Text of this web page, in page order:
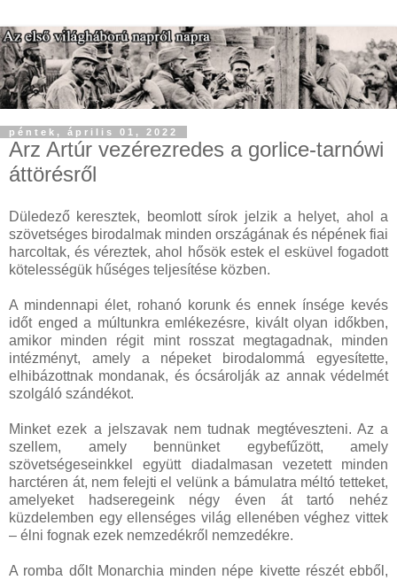
péntek, április 01, 2022
Arz Artúr vezérezredes a gorlice-tarnówi
áttörésről
Düledező keresztek, beomlott sírok jelzik a helyet, ahol a
szövetséges birodalmak minden országának és népének fiai
harcoltak, és véreztek, ahol hősök estek el esküvel fogadott
kötelességük hűséges teljesítése közben.
A mindennapi élet, rohanó korunk és ennek ínsége kevés
időt enged a múltunkra emlékezésre, kivált olyan időkben,
amikor minden régit mint rosszat megtagadnak, minden
intézményt, amely a népeket birodalommá egyesítette,
elhibázottnak mondanak, és ócsárolják az annak védelmét
szolgáló szándékot.
Minket ezek a jelszavak nem tudnak megtéveszteni. Az a
szellem, amely bennünket egybefűzött, amely
szövetségeseinkkel együtt diadalmasan vezetett minden
harctéren át, nem felejti el velünk a bámulatra méltó tetteket,
amelyeket hadseregeink négy éven át tartó nehéz
küzdelemben egy ellenséges világ ellenében véghez vittek
– élni fognak ezek nemzedékről nemzedékre.
A romba dőlt Monarchia minden népe kivette részét ebből,